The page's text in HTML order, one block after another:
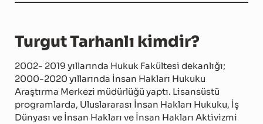
Turgut Tarhanlı kimdir?
2002- 2019 yıllarında Hukuk Fakültesi dekanlığı;
2000-2020 yıllarında İnsan Hakları Hukuku
Araştırma Merkezi müdürlüğü yaptı. Lisansüstü
programlarda, Uluslararası İnsan Hakları Hukuku, İş
Dünyası ve İnsan Hakları ve İnsan Hakları Aktivizmi